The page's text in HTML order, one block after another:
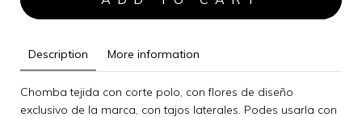
Description More information
Chomba tejida con corte polo, con flores de diseño
exclusivo de la marca, con tajos laterales. Podes usarla con